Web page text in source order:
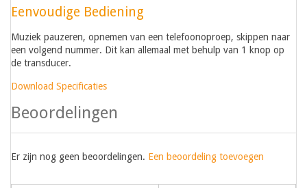
Eenvoudige Bediening
Muziek pauzeren, opnemen van een telefoonoproep, skippen naar
een volgend nummer. Dit kan allemaal met behulp van 1 knop op
de transducer.
Download Specificaties
Beoordelingen
Er zijn nog geen beoordelingen. Een beoordeling toevoegen